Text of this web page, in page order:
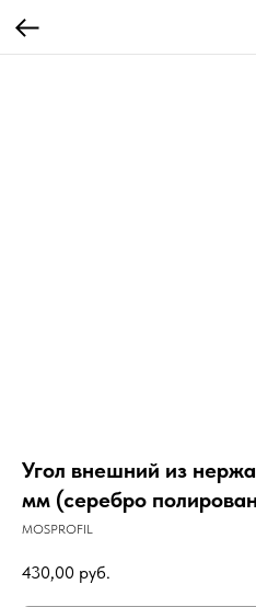
Угол внешний из
мм (серебро
MOSPROFIL
430,00 руб.